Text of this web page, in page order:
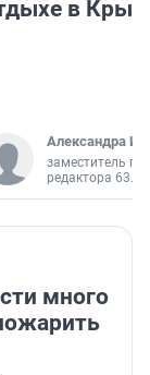
в
Александра
заместитель
редактора 63.RU
много